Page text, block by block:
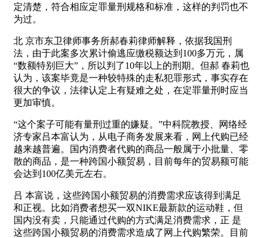
定清楚，符合相应定罪量刑规格和标准，这样的判罚也不
为过。
北 京市东卫律师事务所郝春莉律师解释，依据我国刑
法，由于此案多次累计偷逃应缴税额达到100多万元，属
“数额特别巨大”，所以判了10年以上的刑期。但郝 春莉也
认为，该案毕竟是一种较特殊的走私犯罪形式，事实存在
很大的争议，法律认定上有疑难之处，在定罪量刑时应当
更加审慎。
“这个案子可能有量刑过重的嫌疑。”中科院教授、网络经
济专家吕本富认为，从电子商务发展来看，网上代购已经
越来越普遍。国内消费者代购的商品一般属于小批量、零
散的商品，是一种跨国小额贸易，目前每年的贸易额可能
会达到100亿美元左右。
吕 本富说，这些跨国小额贸易的消费需求应该得到满足
和正视。比如消费者想买一双NIKE最新款的运动鞋，但
国内没有卖，只能通过代购的方式满足消费需求，正 是
这些跨国小额贸易的消费需求造成了网上代购繁荣。目前